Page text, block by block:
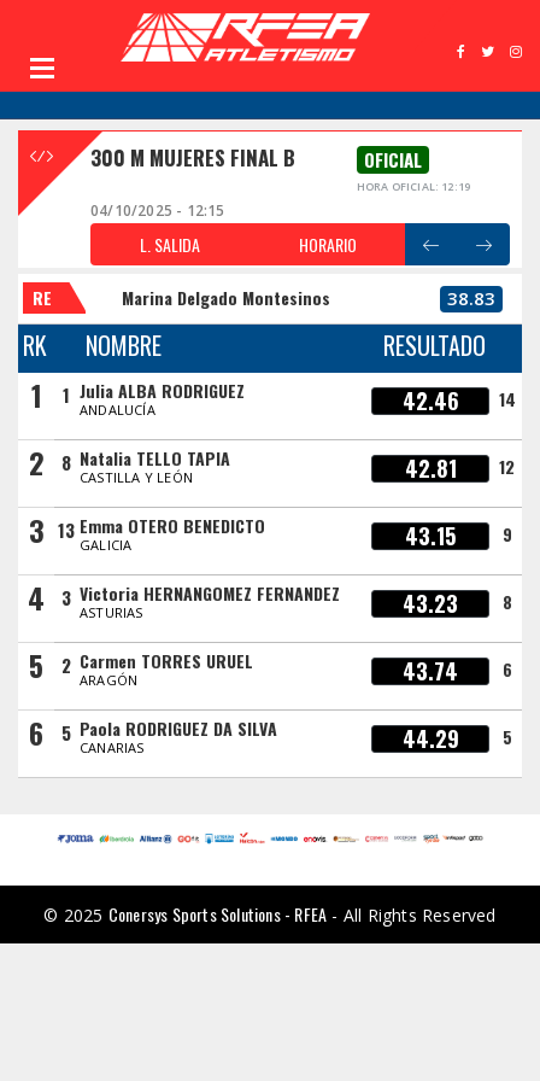
300 M MUJERES FINAL B OFICIAL
HORA OFICIAL: 12:19
04/10/2025 - 12:15
L. SALIDA HORARIO
RE Marina Delgado Montesinos 38.83
RK NOMBRE RESULTADO
1 1 Julia ALBA RODRIGUEZ
ANDALUCÍA 42.46 14
2 8 Natalia TELLO TAPIA
CASTILLA Y LEÓN 42.81 12
3 13 Emma OTERO BENEDICTO
GALICIA 43.15 9
4 3 Victoria HERNANGOMEZ FERNANDEZ
ASTURIAS 43.23 8
5 2 Carmen TORRES URUEL
ARAGÓN 43.74 6
6 5 Paola RODRIGUEZ DA SILVA
CANARIAS 44.29 5
© 2025 Conersys Sports Solutions - RFEA - All Rights Reserved